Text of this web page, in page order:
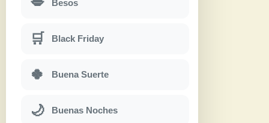
Besos
🛒 Black Friday
🍀 Buena Suerte
🌙 Buenas Noches